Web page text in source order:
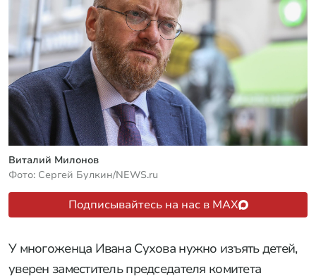
Виталий Милонов
Фото: Сергей Булкин/NEWS.ru
Подписывайтесь на нас в MAX
У многоженца Ивана Сухова нужно изъять детей,
уверен заместитель председателя комитета